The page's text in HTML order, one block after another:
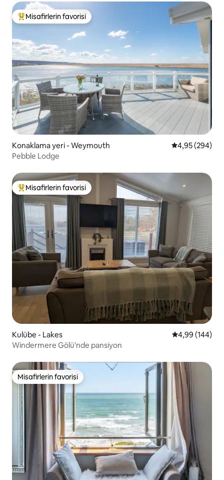
Misafirlerin favorilerinden en beğenilenler arasında
Misafirlerin favorisi
Konaklama yeri - Weymouth 5 üzerinden
4,95 (294)
Pebble Lodge
Misafirlerin favorilerinden en beğenilenler arasında
Misafirlerin favorisi
Kulübe - Lakes 5 üzerinden
4,99 (144)
Windermere Gölü'nde pansiyon
Misafirlerin favorisi
Misafirlerin favorisi